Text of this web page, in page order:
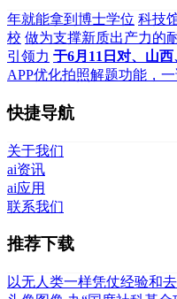
年就能拿到博士学位 科技
校 做为支撑新质出产力的
引领力 于6月11日对、山西
APP优化拍照解题功能，
快捷导航
关于我们
ai资讯
ai应用
联系我们
推荐下载
以无人类一样凭仗经验和